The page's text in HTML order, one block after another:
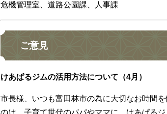
危機管理室、道路公園課、人事課
ご意見
けあぱるジムの活用方法について（4月）
市長様、いつも富田林市の為に大切なお時間
のは、子育て世代のパパやママに、けあぱる